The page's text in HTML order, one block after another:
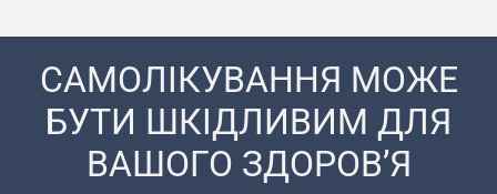
САМОЛІКУВАННЯ МОЖЕ
БУТИ ШКІДЛИВИМ ДЛЯ
ВАШОГО ЗДОРОВ’Я